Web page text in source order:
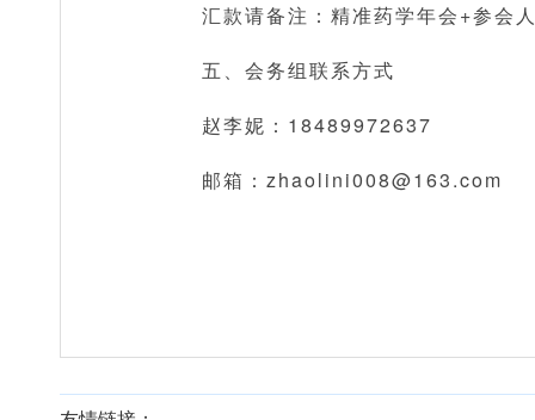
汇款请备注：精准药学年会+参会
五、会务组联系方式
赵李妮：18489972637
邮箱：zhaolini008@163.com